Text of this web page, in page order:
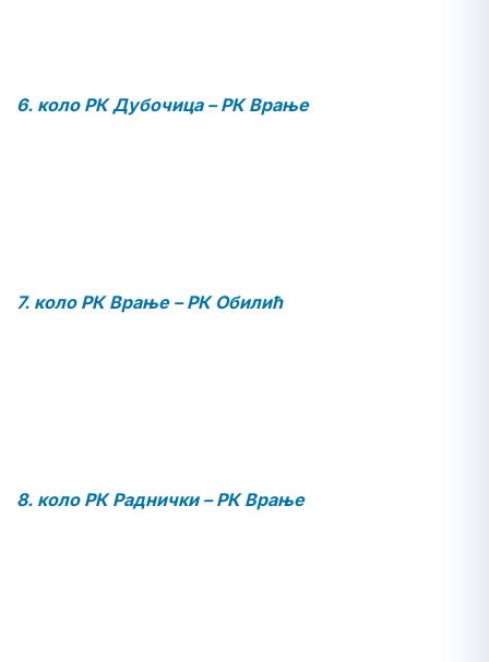
6. коло РК Дубочица – РК Врање
7. коло РК Врање – РК Обилић
8. коло РК Раднички – РК Врање